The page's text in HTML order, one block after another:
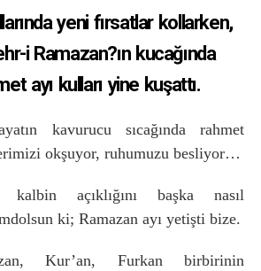
yeni fırsatlar kollarken,
i Ramazan?ın kucağında
ayı kulları yine kuşattı.
kavurucu sıcağında rahmet
okşuyor, ruhumuzu besliyor…
kalbin açıklığını başka nasıl
ki; Ramazan ayı yetişti bize.
Kur’an, Furkan birbirinin